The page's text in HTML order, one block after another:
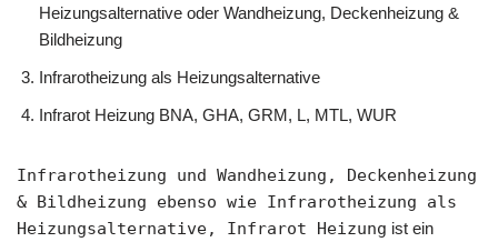
Heizungsalternative oder Wandheizung, Deckenheizung &
Bildheizung
Infrarotheizung als Heizungsalternative
Infrarot Heizung BNA, GHA, GRM, L, MTL, WUR
Infrarotheizung und Wandheizung, Deckenheizung
& Bildheizung ebenso wie Infrarotheizung als
Heizungsalternative, Infrarot Heizung ist ein